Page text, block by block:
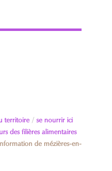
territoire se nourrir ici
des filières alimentaires
de mézières-en-